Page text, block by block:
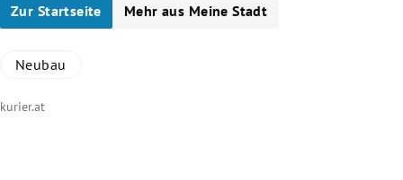
Zur Startseite Mehr aus Meine Stadt
Neubau
kurier.at